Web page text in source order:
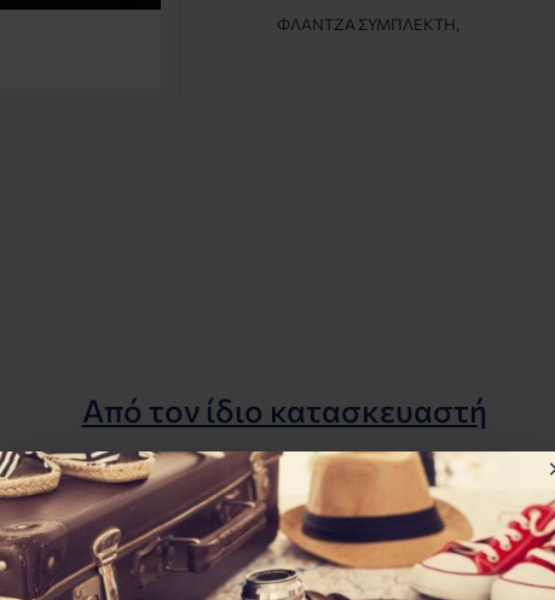
ΦΛΑΝΤΖΑ ΣΥΜΠΛΕΚΤΗ,
Από τον ίδιο κατασκευαστή